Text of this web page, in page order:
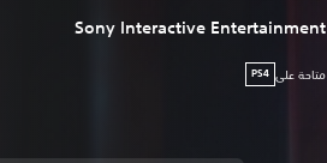
Sony Interactive Entertainment
متاحة على PS4